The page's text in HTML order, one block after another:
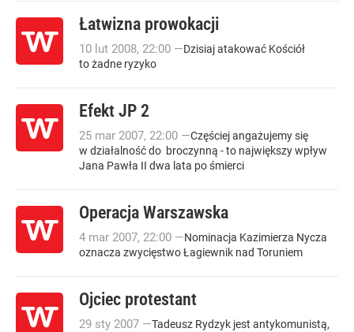
Łatwizna prowokacji
10 lut 2008, 22:00 —Dzisiaj atakować Kościół
to żadne ryzyko
Efekt JP 2
25 mar 2007, 22:00 —Częściej angażujemy się
w działalność do broczynną - to największy wpływ
Jana Pawła II dwa lata po śmierci
Operacja Warszawska
4 mar 2007, 22:00 —Nominacja Kazimierza Nycza
oznacza zwycięstwo Łagiewnik nad Toruniem
Ojciec protestant
29 sty 2007 —Tadeusz Rydzyk jest antykomunistą,